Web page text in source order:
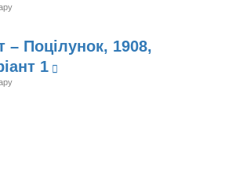
– Поцілунок, 1908,
1